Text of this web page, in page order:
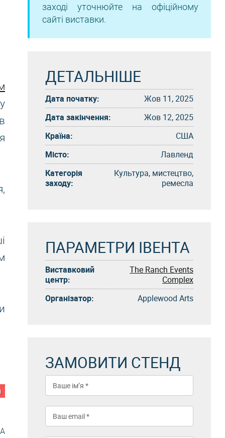
заході уточнюйте на офіційному
сайті виставки.
ДЕТАЛЬНІШЕ
Дата початку:
Жов 11, 2025
Дата закінчення:
Жов 12, 2025
Країна:
США
Місто:
Лавленд
Категорія
заходу:
Культура, мистецтво,
ремесла
ПАРАМЕТРИ ІВЕНТА
Виставковий
центр:
The Ranch Events
Complex
Організатор:
Applewood Arts
ЗАМОВИТИ СТЕНД